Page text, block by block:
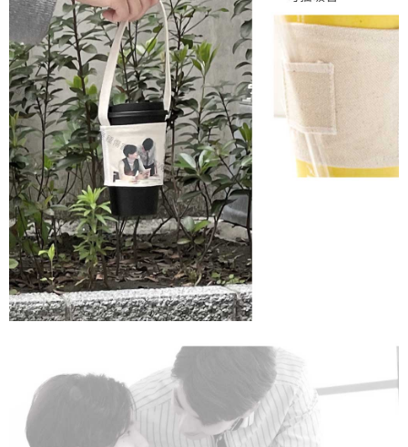
https://aftee.tw/terms/#terms3
３．未成年的使用者請事先徵得法定代理人或監護人之同意方可使用
「AFTEE先享後付」，若未經同意申辦者引起之損失，本公司不負相關責
任。
４．使用「AFTEE先享後付」時，將依據個別帳號之用戶狀況，依本公司即
時審查核予不同之上限額度；若仍有額度不足之情形，本公司將視審查結果
請求用戶進行身份認證。
５．嚴禁一人註冊多個帳號或使用他人資訊註冊。若發現惡意使用之情形，
恩沛科技股份有限公司將有權停止該用戶之使用額度並採取法律行動。
付款後門市自取
免運費
貨到付款
每筆NT$90
國家/地區配送